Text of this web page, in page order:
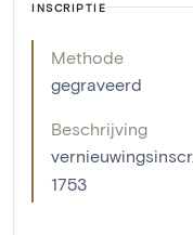
INSCRIPTIE
Methode
gegraveerd
Beschrijving
1753